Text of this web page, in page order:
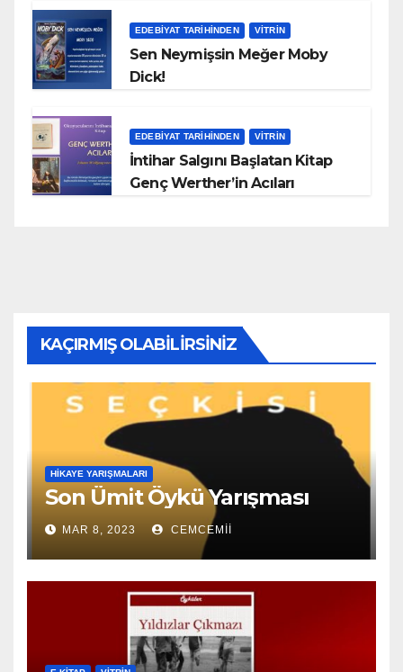
EDEBIYAT TARIHINDEN VITRIN
Sen Neymişsin Meğer Moby
Dick!
EDEBIYAT TARIHINDEN VITRIN
İntihar Salgını Başlatan Kitap
Genç Werther’in Acıları
KAÇIRMIŞ OLABILIRSINIZ
HIKAYE YARIŞMALARI
Son Ümit Öykü Yarışması
MAR 8, 2023 CEMCEMII